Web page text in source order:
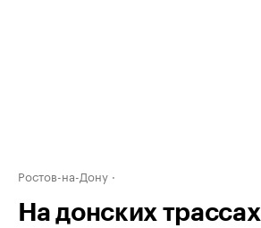
Ростов-на-Дону
На донских трассах